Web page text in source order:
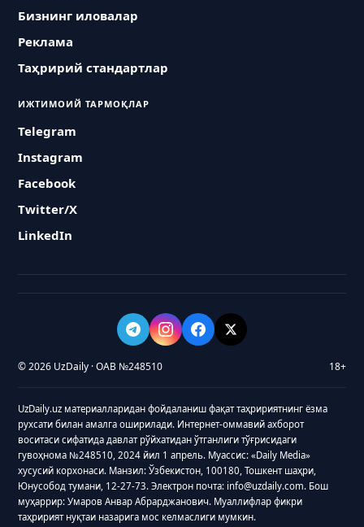
Бизнинг иловалар
Реклама
Таҳририй стандартлар
ИЖТИМОИЙ ТАРМОҚЛАР
Telegram
Instagram
Facebook
Twitter/X
LinkedIn
© 2026 UzDaily · ОАВ №248510 18+
UzDaily.uz материалларидан фойдаланиш фақат таҳририятнинг ёзма
рухсати билан амалга оширилади. Интернет-оммавий ахборот
воситаси сифатида давлат рўйхатидан ўтганлиги тўғрисидаги
гувоҳнома №248510, 2024 йил 1 апрель. Муассис: «Daily Media»
хусусий корхонаси. Манзил: Ўзбекистон, 100180, Тошкент шаҳри,
Юнусобод тумани, 12-27-73. Электрон почта: info@uzdaily.com. Бош
муҳаррир: Умаров Анвар Абрарджанович. Муаллифлар фикри
таҳририят нуқтаи назарига мос келмаслиги мумкин.